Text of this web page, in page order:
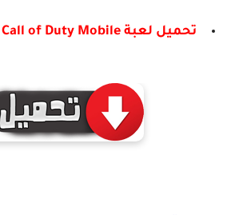
تحميل لعبة Call of Duty Mobile